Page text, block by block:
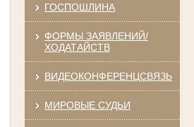
ГОСПОШЛИНА
ФОРМЫ ЗАЯВЛЕНИЙ/
ХОДАТАЙСТВ
ВИДЕОКОНФЕРЕНЦСВЯЗЬ
МИРОВЫЕ СУДЬИ